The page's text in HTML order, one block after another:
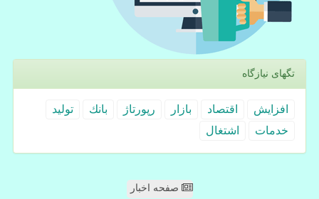
تگهای نیازگاه
افزایش اقتصاد بازار رپورتاژ بانك
تولید
خدمات
اشتغال
صفحه اخبار